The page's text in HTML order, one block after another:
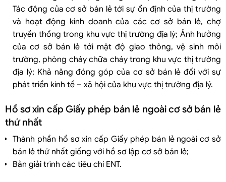
Tác động của cơ sở bán lẻ tới sự ổn định của thị trường
và hoạt động kinh doanh của các cơ sở bán lẻ, chợ
truyền thống trong khu vực thị trường địa lý; Ảnh hưởng
của cơ sở bán lẻ tới mật độ giao thông, vệ sinh môi
trường, phòng cháy chữa cháy trong khu vực thị trường
địa lý; Khả năng đóng góp của cơ sở bán lẻ đối với sự
phát triển kinh tế – xã hội của khu vực thị trường địa lý.
Hồ sơ xin cấp Giấy phép bán lẻ ngoài cơ sở bán lẻ
thứ nhất
Thành phần hồ sơ xin cấp Giấy phép bán lẻ ngoài cơ sở
bán lẻ thứ nhất giống với hồ sơ lập cơ sở bán lẻ;
Bản giải trình các tiêu chí ENT.